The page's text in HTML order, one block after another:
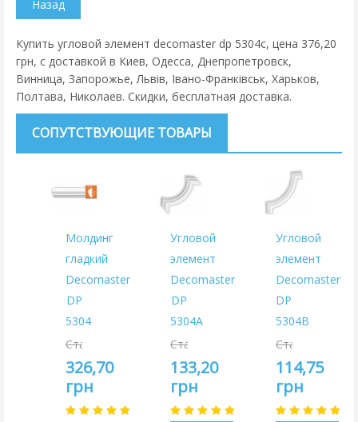
Купить угловой элемент decomaster dp 5304c, цена 376,20
грн, с доставкой в Киев, Одесса, Днепропетровск,
Винница, Запорожье, Львів, Івано-Франківськ, Харьков,
Полтава, Николаев. Скидки, бесплатная доставка.
СОПУТСТВУЮЩИЕ ТОВАРЫ
Молдинг
гладкий
Decomaster
DP
5304
Старая
цена:
363,00
грн
326,70
грн
Угловой
элемент
Decomaster
DP
5304A
Старая
цена:
148,00
грн
133,20
грн
Угловой
элемент
Decomaster
DP
5304B
Старая
цена:
135,00
грн
114,75
грн